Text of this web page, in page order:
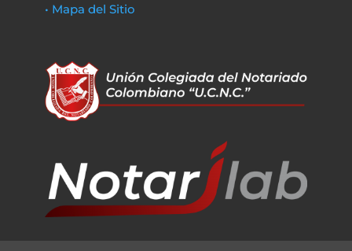
• Mapa del Sitio